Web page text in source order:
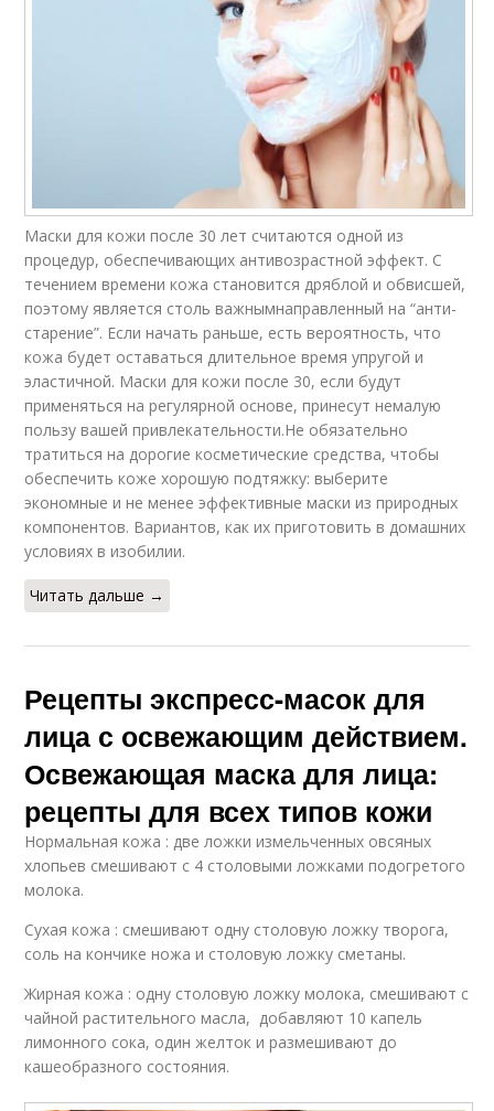
Маски для кожи после 30 лет считаются одной из
процедур, обеспечивающих антивозрастной эффект. С
течением времени кожа становится дряблой и обвисшей,
поэтому является столь важнымнаправленный на “анти-
старение”. Если начать раньше, есть вероятность, что
кожа будет оставаться длительное время упругой и
эластичной. Маски для кожи после 30, если будут
применяться на регулярной основе, принесут немалую
пользу вашей привлекательности.Не обязательно
тратиться на дорогие косметические средства, чтобы
обеспечить коже хорошую подтяжку: выберите
экономные и не менее эффективные маски из природных
компонентов. Вариантов, как их приготовить в домашних
условиях в изобилии.
Читать дальше →
Рецепты экспресс-масок для
лица с освежающим действием.
Освежающая маска для лица:
рецепты для всех типов кожи
Нормальная кожа : две ложки измельченных овсяных
хлопьев смешивают с 4 столовыми ложками подогретого
молока.
Сухая кожа : смешивают одну столовую ложку творога,
соль на кончике ножа и столовую ложку сметаны.
Жирная кожа : одну столовую ложку молока, смешивают с
чайной растительного масла, добавляют 10 капель
лимонного сока, один желток и размешивают до
кашеобразного состояния.